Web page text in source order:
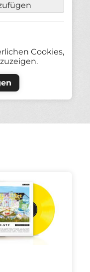
Cookies,